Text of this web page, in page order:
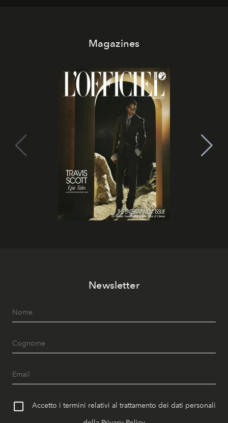
Magazines
Newsletter
Accetto i termini relativi al trattamento dei dati personali